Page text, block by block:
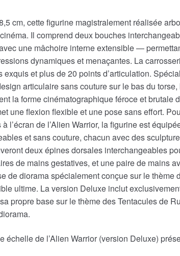
actuel
est :
€430.24.
cm, cette figurine magistralement réalisée
Il comprend deux bouches
une mâchoire interne extensible —
dynamiques et menaçantes. La
exquis et plus de 20 points d’articulation.
articulaire sans couture sur le bas du
la forme cinématographique féroce et brutale
une flexion flexible et une pose sans effort.
l’écran de l’Alien Warrior, la figurine est
et sans couture, chacun avec des
deux épines dorsales interchangeables
de mains gestatives, et une paire de mains
de diorama spécialement conçue sur le thème
ultime. La version Deluxe inclut
propre base sur le thème des Tentacules de
échelle de l’Alien Warrior (version Deluxe)